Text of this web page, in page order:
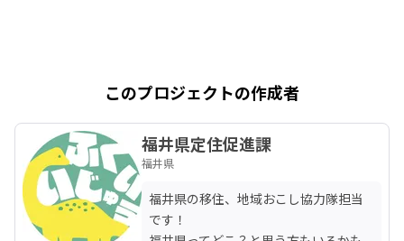
このプロジェクトの作成者
福井県定住促進課
福井県
福井県の移住、地域おこし協力隊担当
です！